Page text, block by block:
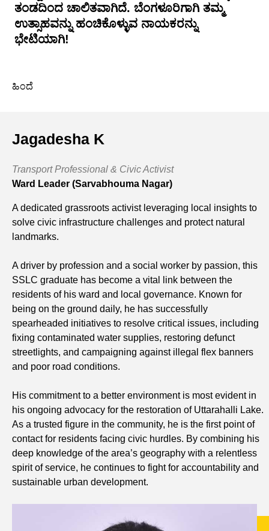
ತಂಡದಿಂದ ಚಾಲಿತವಾಗಿದೆ. ಬೆಂಗಳೂರಿಗಾಗಿ ತಮ್ಮ
ಉತ್ಸಾಹವನ್ನು ಹಂಚಿಕೊಳ್ಳುವ ನಾಯಕರನ್ನು
ಭೇಟಿಯಾಗಿ!
ಹಿಂದೆ
Jagadesha K
Transport Professional & Civic Activist
Ward Leader (Sarvabhouma Nagar)
A dedicated grassroots activist leveraging local insights to
solve civic infrastructure challenges and protect natural
landmarks.
A driver by profession and a social worker by passion, this
SSLC graduate has become a vital link between the
residents of his ward and local governance. Known for
being on the ground daily, he has successfully
spearheaded initiatives to resolve critical issues, including
fixing contaminated water supplies, restoring defunct
streetlights, and campaigning against illegal flex banners
and poor road conditions.
His commitment to a better environment is most evident in
his ongoing advocacy for the restoration of Uttarahalli Lake.
As a trusted figure in the community, he is the first point of
contact for residents facing civic hurdles. By combining his
deep knowledge of the area’s geography with a relentless
spirit of service, he continues to fight for accountability and
sustainable urban development.